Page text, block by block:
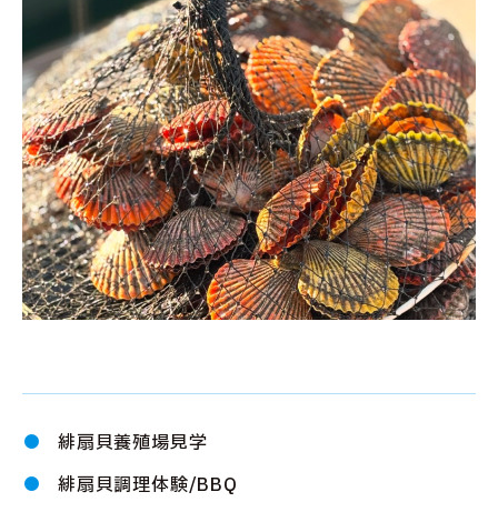
緋扇貝養殖場見学
緋扇貝調理体験/BBQ